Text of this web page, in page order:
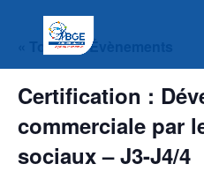
« Tous les Évènements
Certification :
commerciale par
sociaux – J3-J4/4